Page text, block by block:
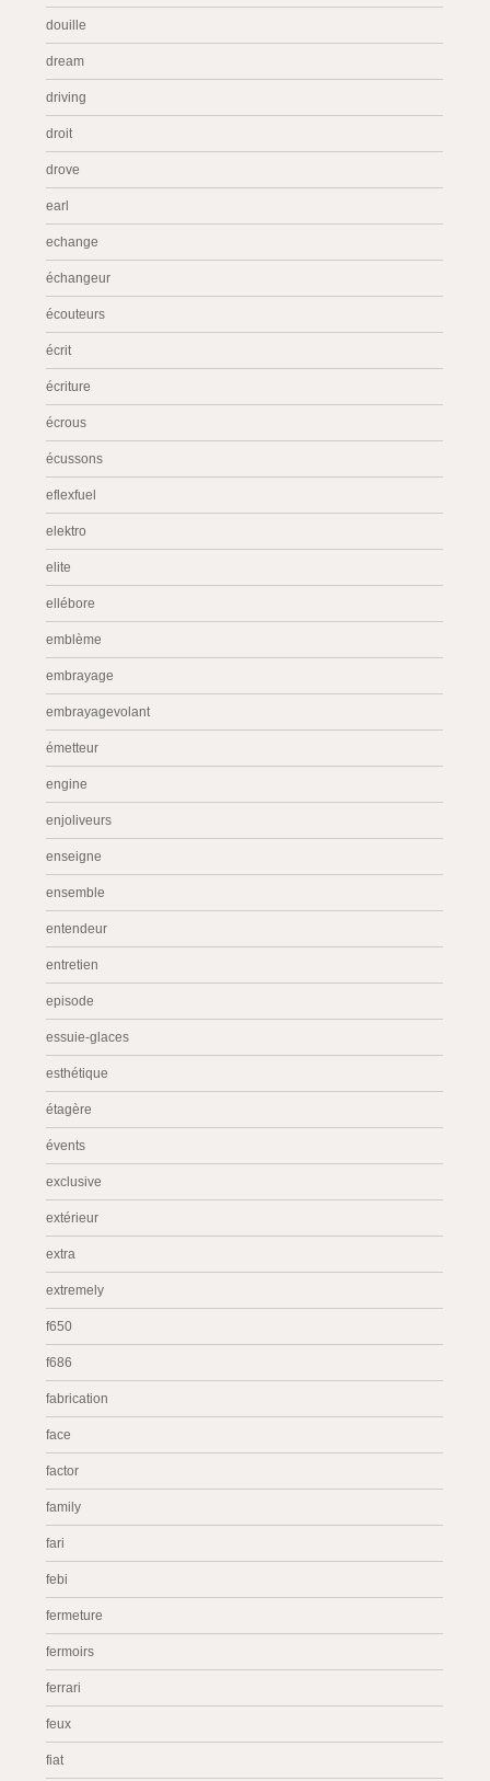
douille
dream
driving
droit
drove
earl
echange
échangeur
écouteurs
écrit
écriture
écrous
écussons
eflexfuel
elektro
elite
ellébore
emblème
embrayage
embrayagevolant
émetteur
engine
enjoliveurs
enseigne
ensemble
entendeur
entretien
episode
essuie-glaces
esthétique
étagère
évents
exclusive
extérieur
extra
extremely
f650
f686
fabrication
face
factor
family
fari
febi
fermeture
fermoirs
ferrari
feux
fiat